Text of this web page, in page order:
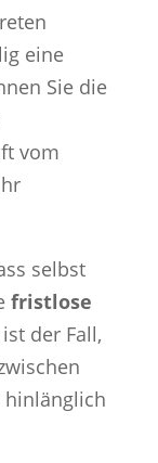
eine
Sie die
vom
selbst
fristlose
der Fall,
hinlänglich